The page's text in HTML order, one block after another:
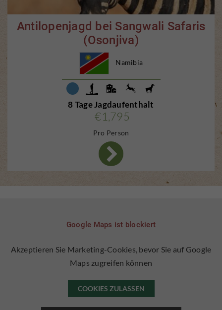
Antilopenjagd bei Sangwali Safaris
(Osonjiva)
Namibia
8 Tage Jagdaufenthalt
€1,795
Pro Person
Google Maps ist blockiert
Akzeptieren Sie Marketing-Cookies, bevor Sie auf Google
Maps zugreifen können
COOKIES ZULASSEN